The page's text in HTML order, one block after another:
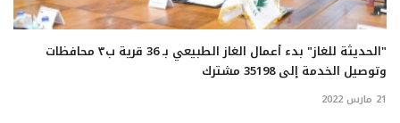
"الحديثة للغاز" بدء أعمال الغاز الطبيعي بـ 36 قرية ب٣ محافظات
وتوصيل الخدمة إلى 35198 مشترك
21 مارس 2022